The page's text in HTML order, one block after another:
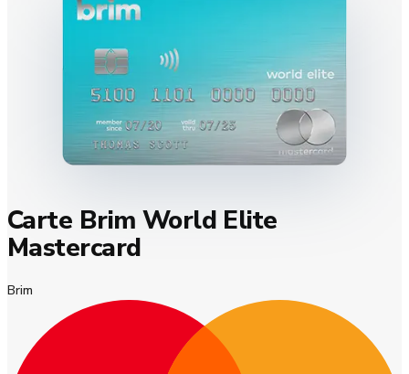
Carte Brim World Elite
Mastercard
Brim